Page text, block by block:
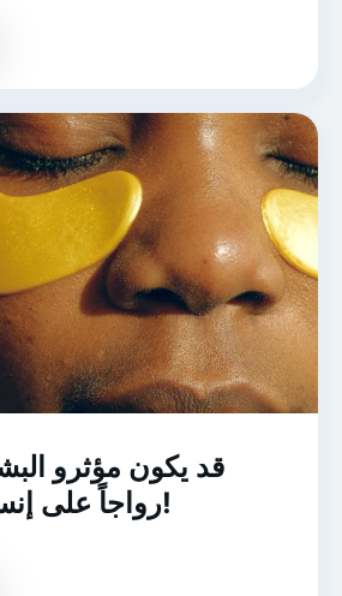
قد يكون مؤثرو
رواجاً على إنستاغرام اليوم!